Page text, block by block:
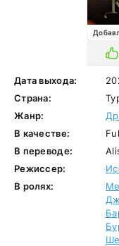
Дата выхода:
Страна:
Жанр:
В качестве:
В переводе:
Режиссер:
В ролях: